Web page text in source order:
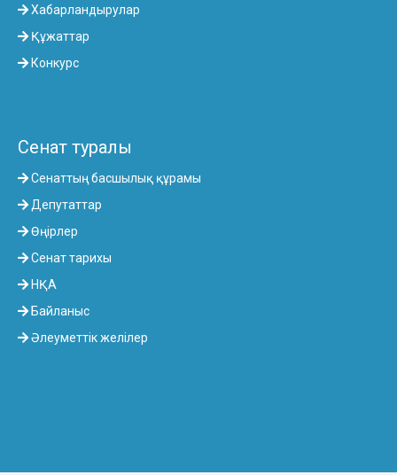
Хабарландырулар
Құжаттар
Конкурс
Сенат туралы
Сенаттың басшылық құрамы
Депутаттар
Өңірлер
Сенат тарихы
НҚА
Байланыс
Әлеуметтік желілер